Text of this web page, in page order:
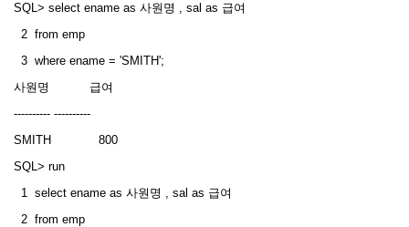
SQL> select ename as 사원명 , sal as 급여
2 from emp
3 where ename = 'SMITH';
사원명 급여
---------- ----------
SMITH 800
SQL> run
1 select ename as 사원명 , sal as 급여
2 from emp